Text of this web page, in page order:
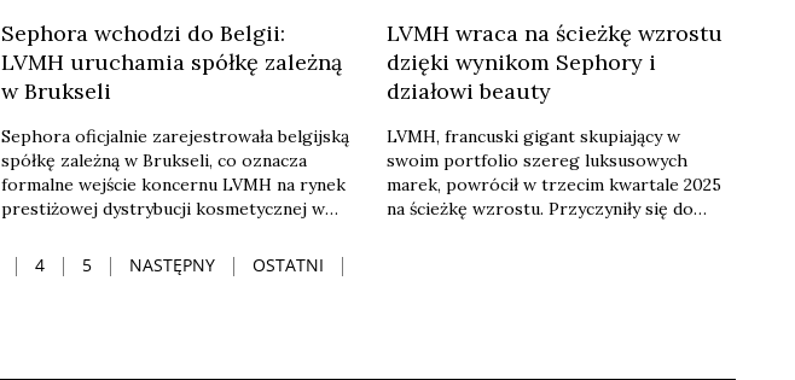
Sephora wchodzi do Belgii:
LVMH uruchamia spółkę zależną
w Brukseli
Sephora oficjalnie zarejestrowała belgijską
spółkę zależną w Brukseli, co oznacza
formalne wejście koncernu LVMH na rynek
prestiżowej dystrybucji kosmetycznej w
pod nazwą Sephora Belgium i stanowi
pierwszy krok do rozwinięcia
LVMH wraca na ścieżkę wzrostu
dzięki wynikom Sephory i
działowi beauty
LVMH, francuski gigant skupiający w
swoim portfolio szereg luksusowych
marek, powrócił w trzecim kwartale 2025
na ścieżkę wzrostu. Przyczyniły się do
4 5 NASTĘPNY OSTATNI